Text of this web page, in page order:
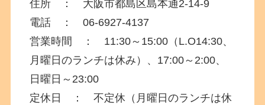
住所 ： 大阪市都島区島本通2-14-9
電話 ：06-6927-4137
営業時間 ： 11:30～15:00（L.O14:30、
月曜日のランチは休み）、17:00～2:00、
日曜日～23:00
定休日 ： 不定休（月曜日のランチは休